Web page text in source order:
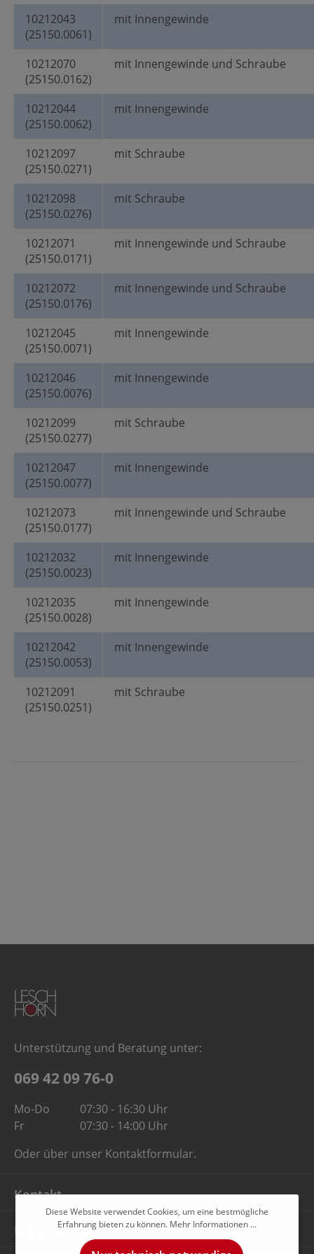
10212043
(25150.0061)
mit Innengewinde
10212070
(25150.0162)
mit Innengewinde und Schraube
10212044
(25150.0062)
mit Innengewinde
10212097
(25150.0271)
mit Schraube
10212098
(25150.0276)
mit Schraube
10212071
(25150.0171)
mit Innengewinde und Schraube
10212072
(25150.0176)
mit Innengewinde und Schraube
10212045
(25150.0071)
mit Innengewinde
10212046
(25150.0076)
mit Innengewinde
10212099
(25150.0277)
mit Schraube
10212047
(25150.0077)
mit Innengewinde
10212073
(25150.0177)
mit Innengewinde und Schraube
10212032
(25150.0023)
mit Innengewinde
10212035
(25150.0028)
mit Innengewinde
10212042
(25150.0053)
mit Innengewinde
10212091
(25150.0251)
mit Schraube
Unterstützung und Beratung unter:
069 42 09 76-0
Mo-Do
07:30 - 16:30 Uhr
Fr
07:30 - 14:00 Uhr
Oder über unser Kontaktformular.
Kontakt
Unternehmen
Diese Website verwendet Cookies, um eine bestmögliche
Erfahrung bieten zu können. Mehr Informationen ...